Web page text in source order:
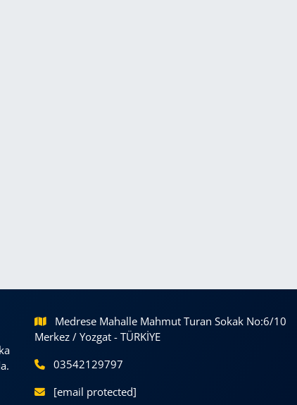
Medrese Mahalle Mahmut Turan Sokak No:6/10
Merkez / Yozgat - TÜRKİYE
03542129797
[email protected]